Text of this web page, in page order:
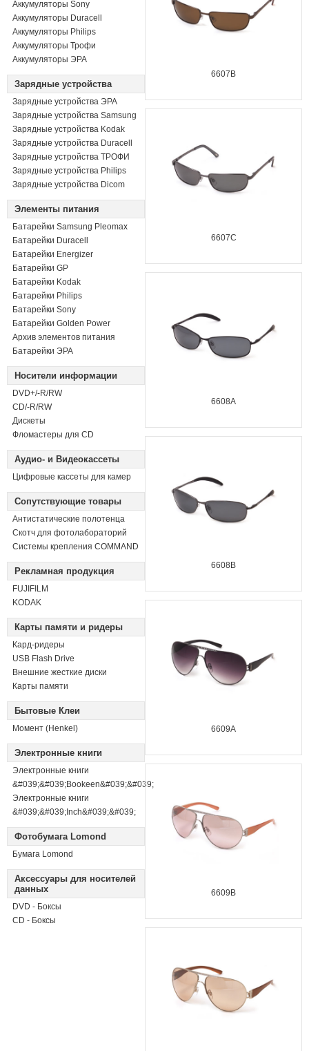
Аккумуляторы Sony
Аккумуляторы Duracell
Аккумуляторы Philips
Аккумуляторы Трофи
Аккумуляторы ЭРА
Зарядные устройства
Зарядные устройства ЭРА
Зарядные устройства Samsung
Зарядные устройства Kodak
Зарядные устройства Duracell
Зарядные устройства ТРОФИ
Зарядные устройства Philips
Зарядные устройства Dicom
Элементы питания
Батарейки Samsung Pleomax
Батарейки Duracell
Батарейки Energizer
Батарейки GP
Батарейки Kodak
Батарейки Philips
Батарейки Sony
Батарейки Golden Power
Архив элементов питания
Батарейки ЭРА
Носители информации
DVD+/-R/RW
СD/-R/RW
Дискеты
Фломастеры для CD
Аудио- и Видеокассеты
Цифровые кассеты для камер
Сопутствующие товары
Антистатические полотенца
Скотч для фотолабораторий
Системы крепления COMMAND
Рекламная продукция
FUJIFILM
KODAK
Карты памяти и ридеры
Кард-ридеры
USB Flash Drive
Внешние жесткие диски
Карты памяти
Бытовые Клеи
Момент (Henkel)
Электронные книги
Электронные книги
&#039;&#039;Bookeen&#039;&#039;
Электронные книги
&#039;&#039;Inch&#039;&#039;
Фотобумага Lomond
Бумага Lomond
Аксессуары для носителей
данных
DVD - Боксы
CD - Боксы
6607B
6607C
6608A
6608B
6609A
6609B